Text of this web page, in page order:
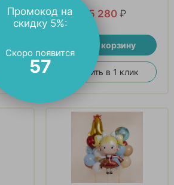
5 280 ₽
В корзину
Купить в 1 клик
Промокод на
скидку 5%:
Скоро появится
56